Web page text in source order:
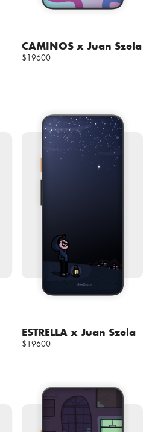
CAMINOS x Juan Szela
$19600
ESTRELLA x Juan Szela
$19600